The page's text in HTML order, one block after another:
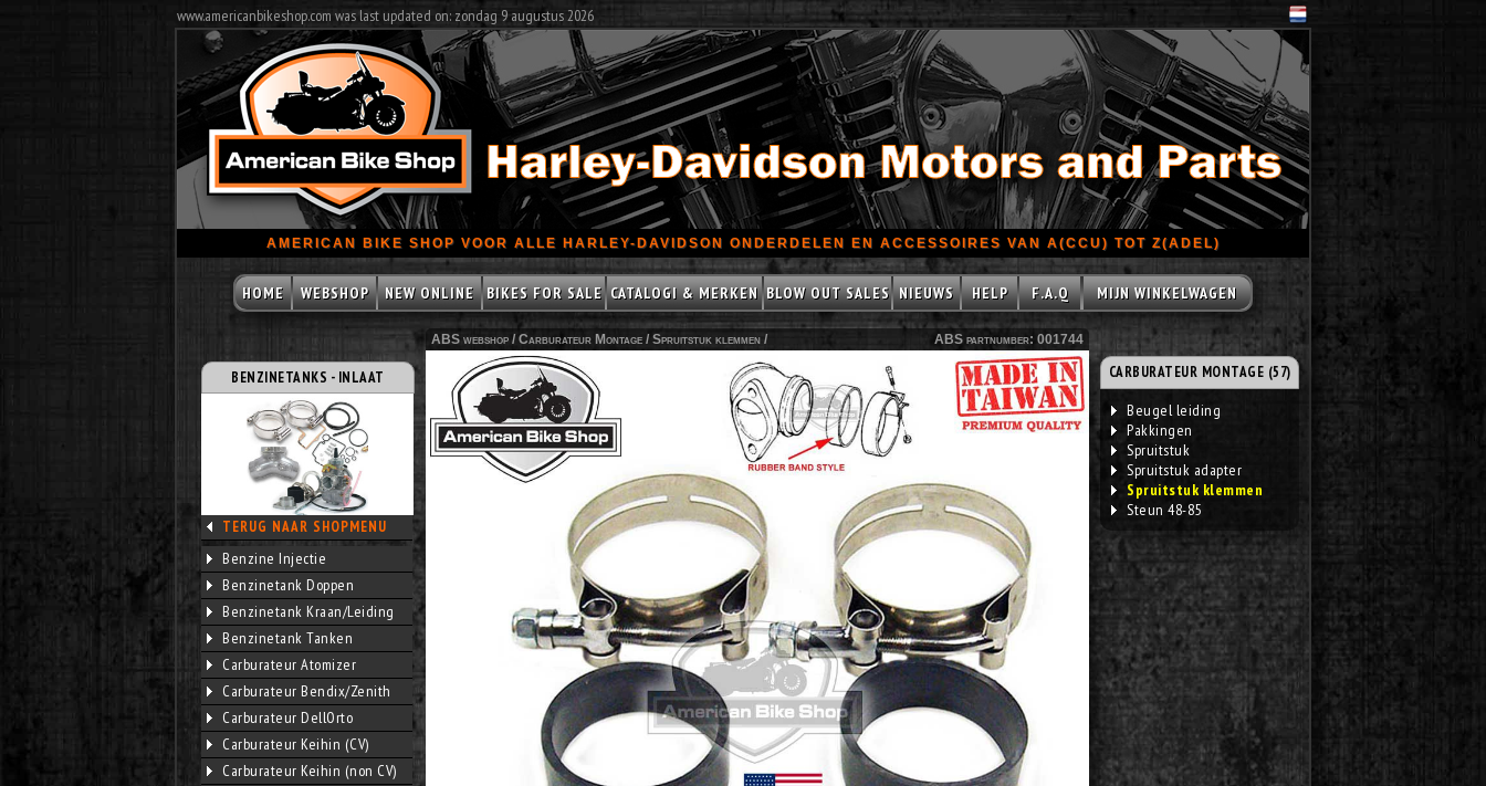
www.americanbikeshop.com was last updated on: zondag 9 augustus 2026
AMERICAN BIKE SHOP VOOR ALLE HARLEY-DAVIDSON ONDERDELEN EN ACCESSOIRES VAN A(CCU) TOT Z(ADEL)
HOME WEBSHOP NEW ONLINE BIKES FOR SALE CATALOGI & MERKEN BLOW OUT SALES NIEUWS HELP F.A.Q MIJN WINKELWAGEN
BENZINETANKS - INLAAT
TERUG NAAR SHOPMENU
Benzine Injectie
Benzinetank Doppen
Benzinetank Kraan/Leiding
Benzinetank Tanken
Carburateur Atomizer
Carburateur Bendix/Zenith
Carburateur DellOrto
Carburateur Keihin (CV)
Carburateur Keihin (non CV)
ABS webshop / Carburateur Montage / Spruitstuk klemmen / ABS partnumber: 001744
CARBURATEUR MONTAGE (57)
Beugel leiding
Pakkingen
Spruitstuk
Spruitstuk adapter
Spruitstuk klemmen
Steun 48-85